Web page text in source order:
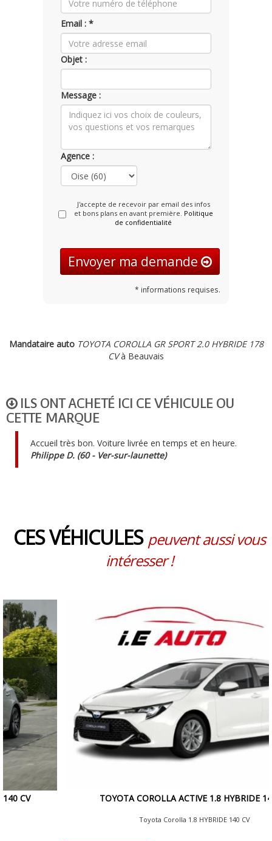
Email : *
Objet :
Message :
Agence :
J'accepte de recevoir par email des infos
et bons plans en avant première. Politique
de confidentialité
Envoyer ma demande
* informations requises.
Mandataire auto TOYOTA COROLLA GR SPORT 2.0 HYBRIDE 178
CVà Beauvais
ILS ONT ACHETÉ ICI CE VÉHICULE OU
CETTE MARQUE
Accueil très bon. Voiture livrée en temps et en heure.
Philippe D. (60 - Ver-sur-launette)
CES VÉHICULES peuvent aussi vous
intéresser !
TOYOTA COROLLA ACTIVE 1.8 HYBRIDE 140 CV
Toyota Corolla 1.8 HYBRIDE 140 CV